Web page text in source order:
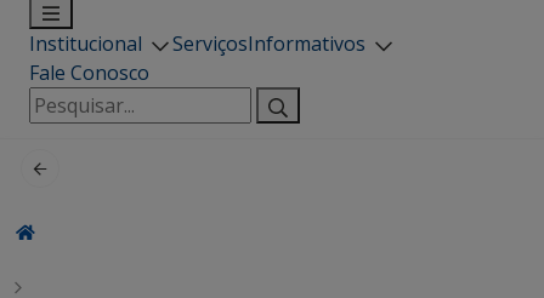
Institucional ServiçosInformativos
Fale Conosco
Pesquisar
por: